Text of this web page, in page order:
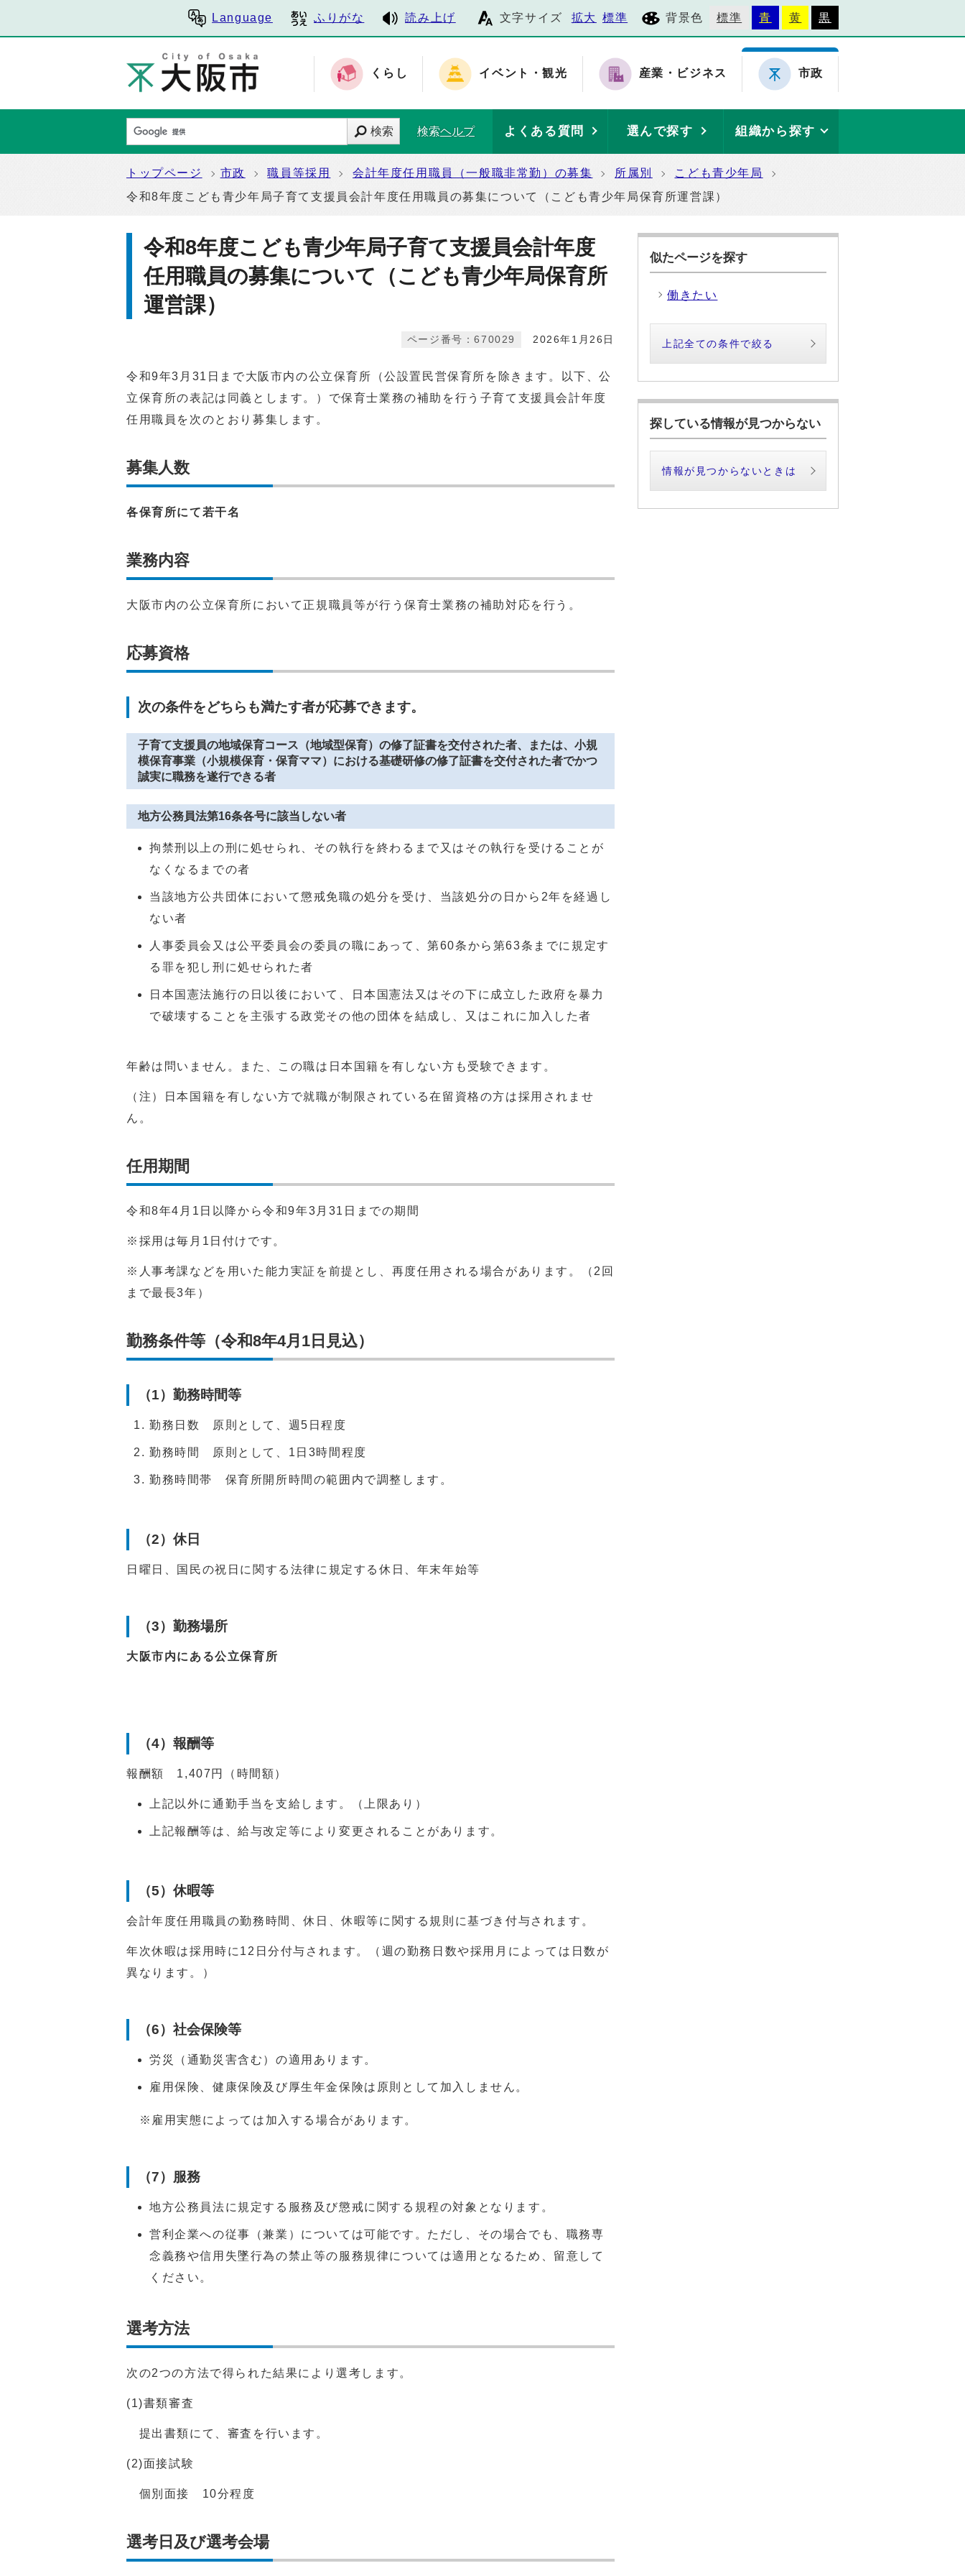
Language ふりがな 読み上げ 文字サイズ 拡大 標準 背景色 標準 青 黄 黒
くらし イベント・観光 産業・ビジネス 市政
検索 検索ヘルプ よくある質問 選んで探す 組織から探す
トップページ 市政 職員等採用 会計年度任用職員（一般職非常勤）の募集 所属別
こども青少年局
令和8年度こども青少年局子育て支援員会計年度任用職員の募集について（こども青少年局保育所運営課）
令和8年度こども青少年局子育て支援員会計年度
任用職員の募集について（こども青少年局保育所
運営課）
2026年1月26日
ページ番号：670029
令和9年3月31日まで大阪市内の公立保育所（公設置民営保育所を除きます。以下、公
立保育所の表記は同義とします。）で保育士業務の補助を行う子育て支援員会計年度
任用職員を次のとおり募集します。
募集人数
各保育所にて若干名
業務内容
大阪市内の公立保育所において正規職員等が行う保育士業務の補助対応を行う。
応募資格
次の条件をどちらも満たす者が応募できます。
子育て支援員の地域保育コース（地域型保育）の修了証書を交付された者、または、小規
模保育事業（小規模保育・保育ママ）における基礎研修の修了証書を交付された者でかつ
誠実に職務を遂行できる者
地方公務員法第16条各号に該当しない者
拘禁刑以上の刑に処せられ、その執行を終わるまで又はその執行を受けることが
なくなるまでの者
当該地方公共団体において懲戒免職の処分を受け、当該処分の日から2年を経過し
ない者
人事委員会又は公平委員会の委員の職にあって、第60条から第63条までに規定す
る罪を犯し刑に処せられた者
日本国憲法施行の日以後において、日本国憲法又はその下に成立した政府を暴力
で破壊することを主張する政党その他の団体を結成し、又はこれに加入した者
年齢は問いません。また、この職は日本国籍を有しない方も受験できます。
（注）日本国籍を有しない方で就職が制限されている在留資格の方は採用されませ
ん。
任用期間
令和8年4月1日以降から令和9年3月31日までの期間
※採用は毎月1日付けです。
※人事考課などを用いた能力実証を前提とし、再度任用される場合があります。（2回
まで最長3年）
勤務条件等（令和8年4月1日見込）
（1）勤務時間等
勤務日数 原則として、週5日程度
勤務時間 原則として、1日3時間程度
勤務時間帯 保育所開所時間の範囲内で調整します。
（2）休日
日曜日、国民の祝日に関する法律に規定する休日、年末年始等
（3）勤務場所
大阪市内にある公立保育所
（4）報酬等
報酬額 1,407円（時間額）
上記以外に通勤手当を支給します。（上限あり）
上記報酬等は、給与改定等により変更されることがあります。
（5）休暇等
会計年度任用職員の勤務時間、休日、休暇等に関する規則に基づき付与されます。
年次休暇は採用時に12日分付与されます。（週の勤務日数や採用月によっては日数が
異なります。）
（6）社会保険等
労災（通勤災害含む）の適用あります。
雇用保険、健康保険及び厚生年金保険は原則として加入しません。
※雇用実態によっては加入する場合があります。
（7）服務
地方公務員法に規定する服務及び懲戒に関する規程の対象となります。
営利企業への従事（兼業）については可能です。ただし、その場合でも、職務専
念義務や信用失墜行為の禁止等の服務規律については適用となるため、留意して
ください。
選考方法
次の2つの方法で得られた結果により選考します。
(1)書類審査
提出書類にて、審査を行います。
(2)面接試験
個別面接 10分程度
選考日及び選考会場
似たページを探す
働きたい
上記全ての条件で絞る
探している情報が見つからない
情報が見つからないときは